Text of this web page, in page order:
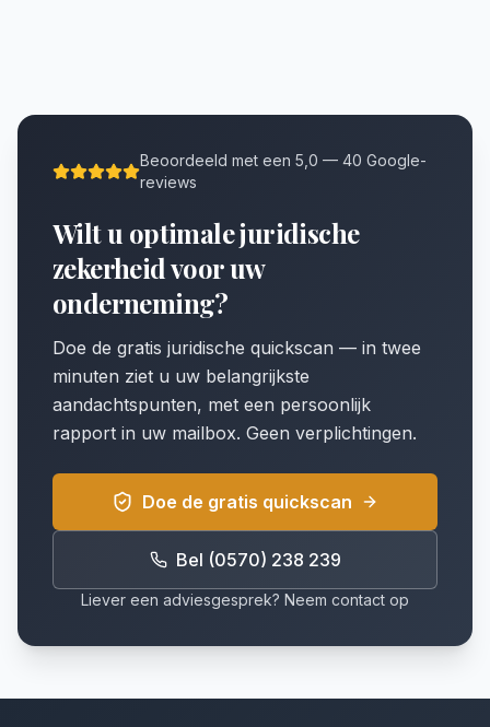
Beoordeeld met een 5,0 — 40 Google-
reviews
Wilt u optimale juridische
zekerheid voor uw
onderneming?
Doe de gratis juridische quickscan — in twee
minuten ziet u uw belangrijkste
aandachtspunten, met een persoonlijk
rapport in uw mailbox. Geen verplichtingen.
Doe de gratis quickscan
Bel (0570) 238 239
Liever een adviesgesprek? Neem contact op